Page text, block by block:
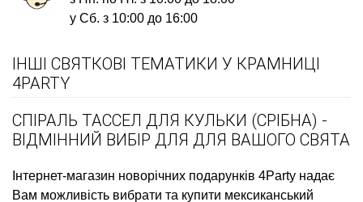
у Сб. з 10:00 до 16:00
ІНШІ СВЯТКОВІ ТЕМАТИКИ У КРАМНИЦІ
4PARTY
СПІРАЛЬ ТАССЕЛ ДЛЯ КУЛЬКИ (СРІБНА) -
ВІДМІННИЙ ВИБІР ДЛЯ ДЛЯ ВАШОГО СВЯТА
Інтернет-магазин новорічних подарунків 4Party надає
Вам можливість вибрати та купити мексиканський